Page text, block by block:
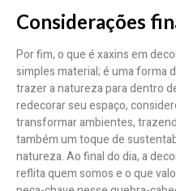
Considerações
Por fim, o que é xaxins em
simples material; é uma forma
trazer a natureza para dentro
redecorar seu espaço,
transformar ambientes,
também um toque de
natureza. Ao final do dia, a
reflita quem somos e o que